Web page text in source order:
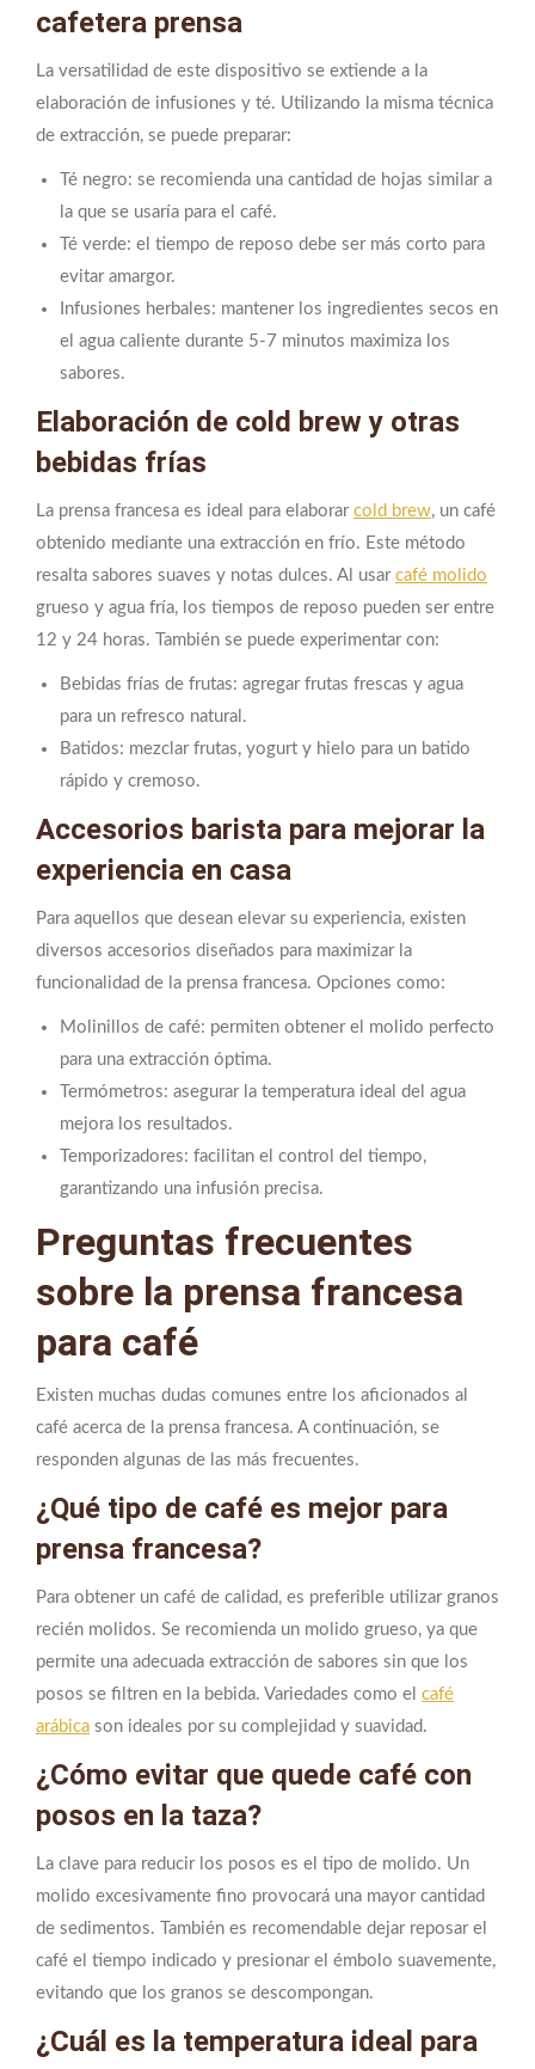
cafetera prensa
La versatilidad de este dispositivo se extiende a la
elaboración de infusiones y té. Utilizando la misma técnica
de extracción, se puede preparar:
Té negro: se recomienda una cantidad de hojas similar a
la que se usaría para el café.
Té verde: el tiempo de reposo debe ser más corto para
evitar amargor.
Infusiones herbales: mantener los ingredientes secos en
el agua caliente durante 5-7 minutos maximiza los
sabores.
Elaboración de cold brew y otras
bebidas frías
La prensa francesa es ideal para elaborar cold brew, un café
obtenido mediante una extracción en frío. Este método
resalta sabores suaves y notas dulces. Al usar café molido
grueso y agua fría, los tiempos de reposo pueden ser entre
12 y 24 horas. También se puede experimentar con:
Bebidas frías de frutas: agregar frutas frescas y agua
para un refresco natural.
Batidos: mezclar frutas, yogurt y hielo para un batido
rápido y cremoso.
Accesorios barista para mejorar la
experiencia en casa
Para aquellos que desean elevar su experiencia, existen
diversos accesorios diseñados para maximizar la
funcionalidad de la prensa francesa. Opciones como:
Molinillos de café: permiten obtener el molido perfecto
para una extracción óptima.
Termómetros: asegurar la temperatura ideal del agua
mejora los resultados.
Temporizadores: facilitan el control del tiempo,
garantizando una infusión precisa.
Preguntas frecuentes
sobre la prensa francesa
para café
Existen muchas dudas comunes entre los aficionados al
café acerca de la prensa francesa. A continuación, se
responden algunas de las más frecuentes.
¿Qué tipo de café es mejor para
prensa francesa?
Para obtener un café de calidad, es preferible utilizar granos
recién molidos. Se recomienda un molido grueso, ya que
permite una adecuada extracción de sabores sin que los
posos se filtren en la bebida. Variedades como el café
arábica son ideales por su complejidad y suavidad.
¿Cómo evitar que quede café con
posos en la taza?
La clave para reducir los posos es el tipo de molido. Un
molido excesivamente fino provocará una mayor cantidad
de sedimentos. También es recomendable dejar reposar el
café el tiempo indicado y presionar el émbolo suavemente,
evitando que los granos se descompongan.
¿Cuál es la temperatura ideal para